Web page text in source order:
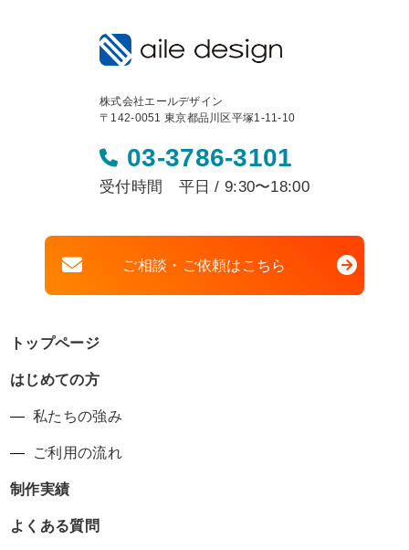
株式会社エールデザイン
〒142-0051 東京都品川区平塚1-11-10
03-3786-3101
受付時間 平日 / 9:30〜18:00
ご相談・ご依頼はこちら
トップページ
はじめての方
私たちの強み
ご利用の流れ
制作実績
よくある質問